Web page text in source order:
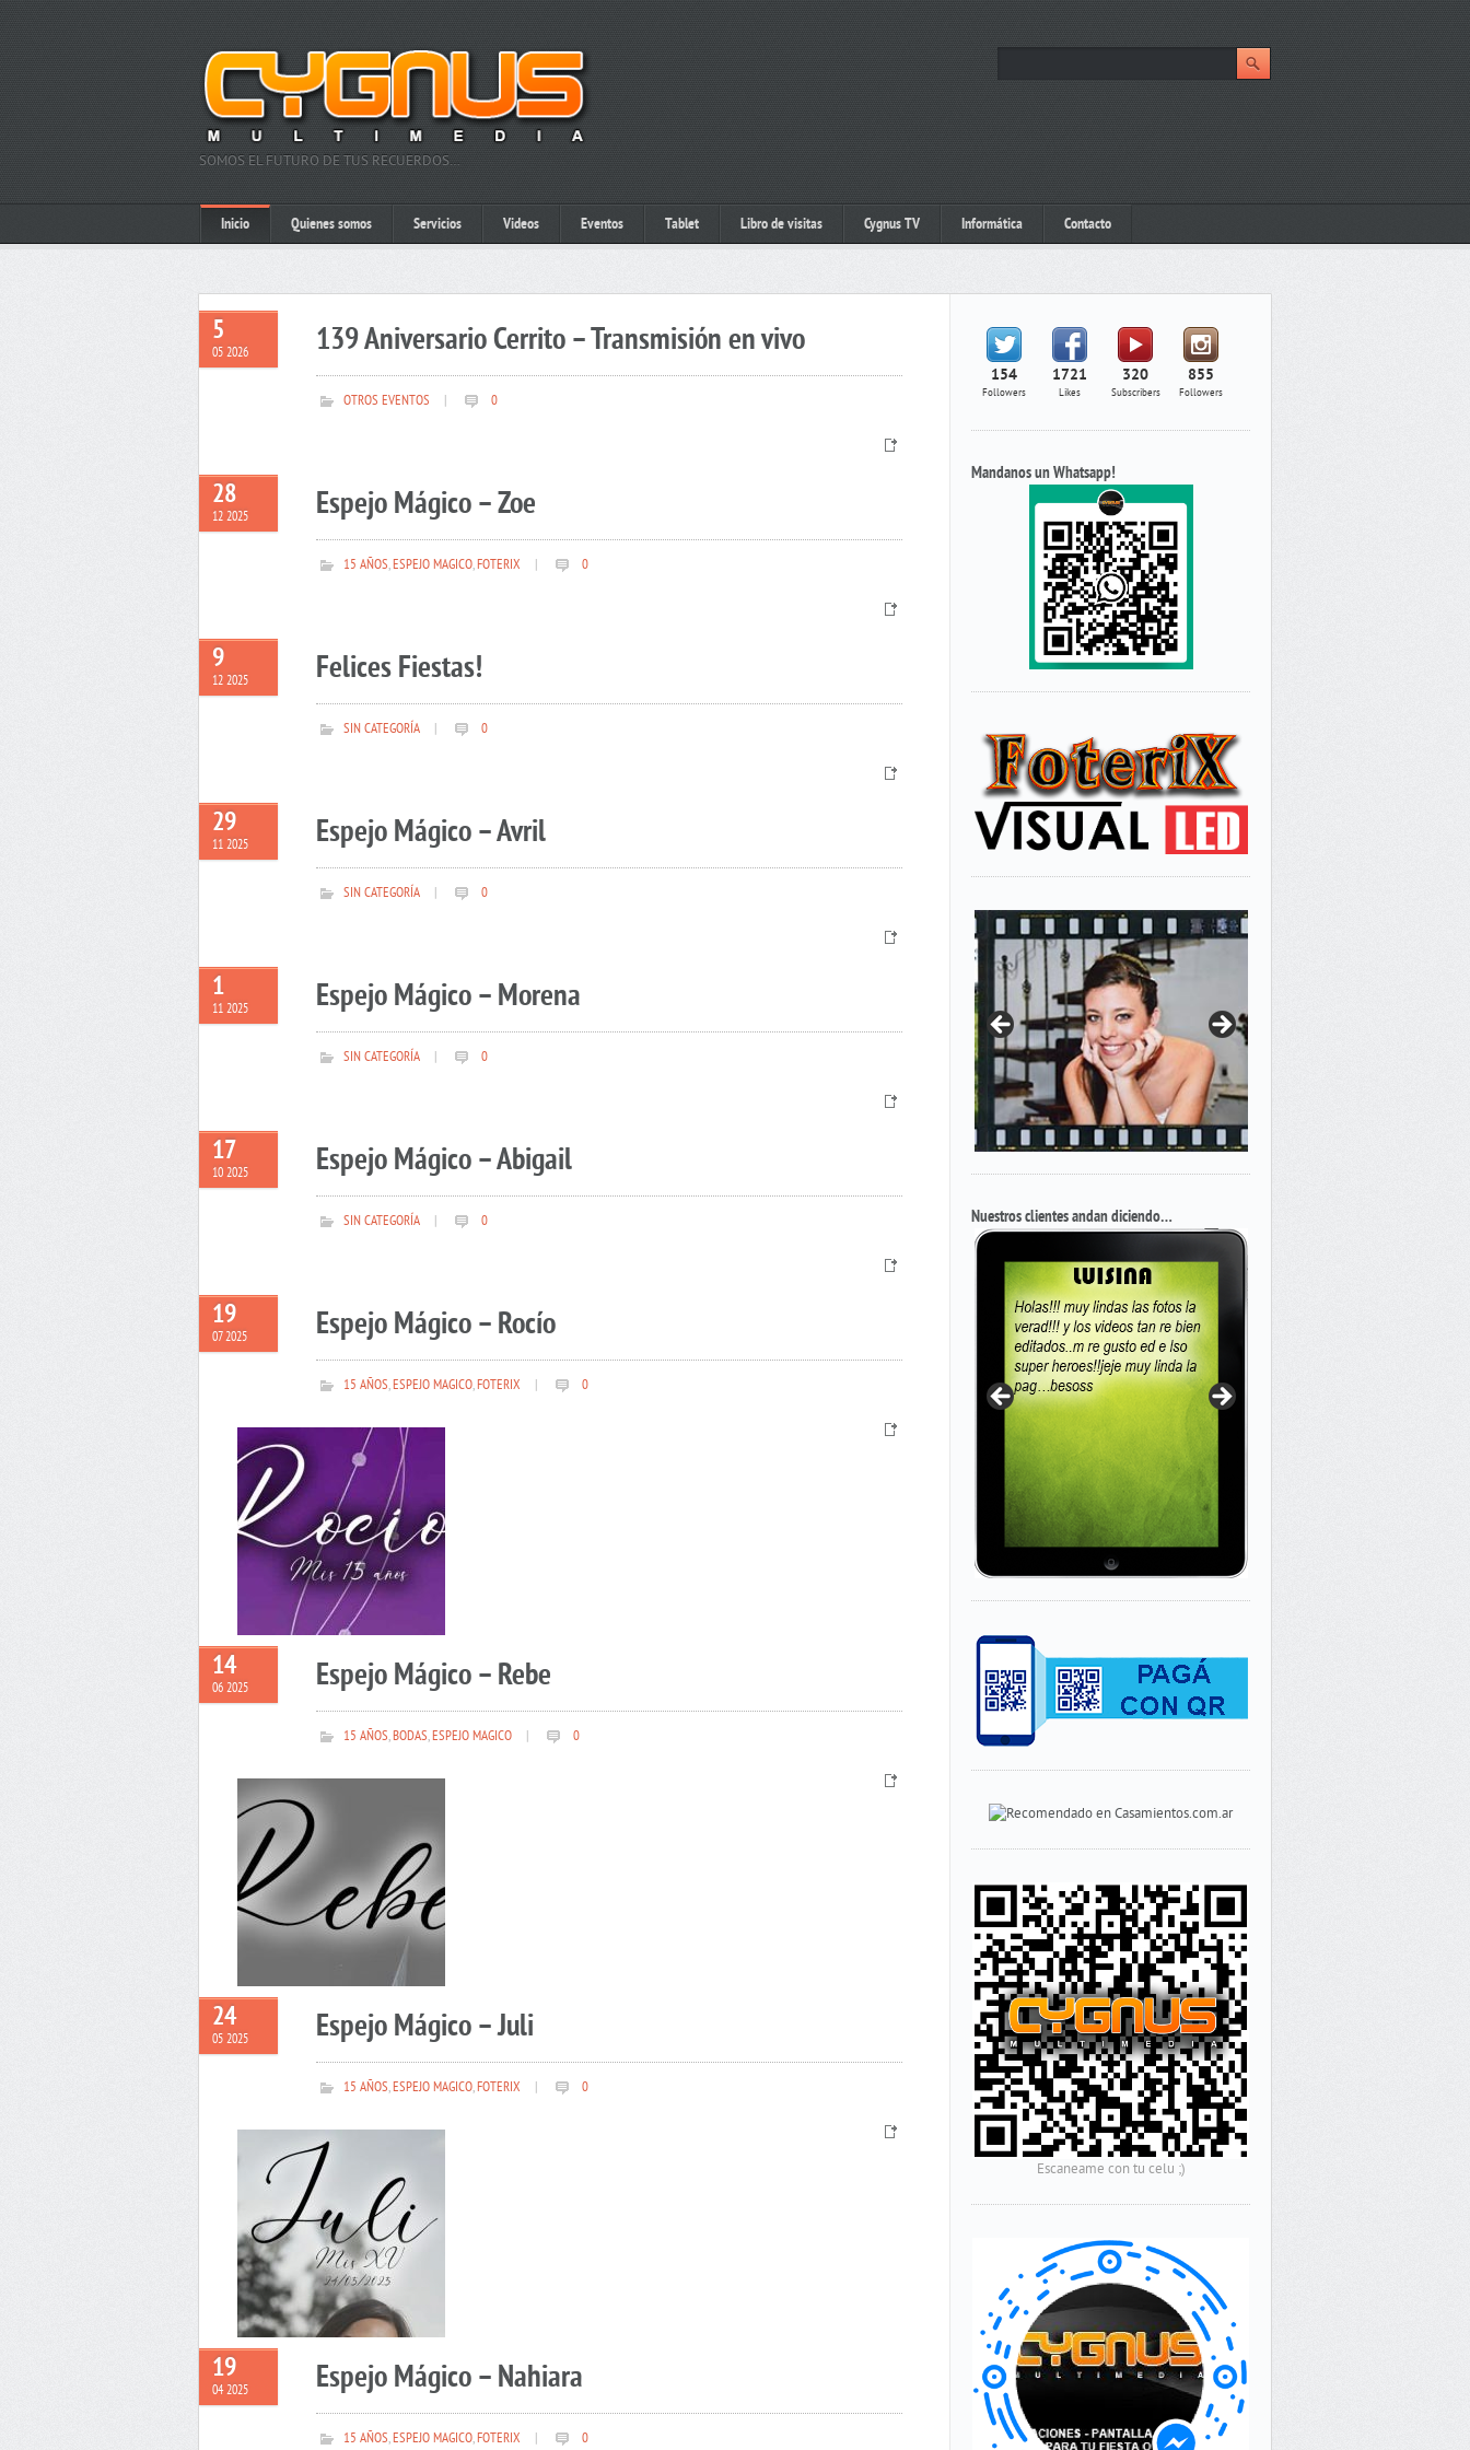
SOMOS EL FUTURO DE TUS RECUERDOS…
Inicio Quienes somos Servicios Videos Eventos Tablet Libro de visitas Cygnus TV Informática Contacto
5
05 2026 139 Aniversario Cerrito – Transmisión en vivo
OTROS EVENTOS 0
28
12 2025 Espejo Mágico – Zoe
15 AÑOS,ESPEJO MAGICO,FOTERIX 0
9
12 2025 Felices Fiestas!
SIN CATEGORÍA 0
29
11 2025 Espejo Mágico – Avril
SIN CATEGORÍA 0
1
11 2025 Espejo Mágico – Morena
SIN CATEGORÍA 0
17
10 2025 Espejo Mágico – Abigail
SIN CATEGORÍA 0
19
07 2025 Espejo Mágico – Rocío
15 AÑOS,ESPEJO MAGICO,FOTERIX 0
14
06 2025 Espejo Mágico – Rebe
15 AÑOS,BODAS,ESPEJO MAGICO 0
24
05 2025 Espejo Mágico – Juli
15 AÑOS,ESPEJO MAGICO,FOTERIX 0
19
04 2025 Espejo Mágico – Nahiara
15 AÑOS,ESPEJO MAGICO,FOTERIX 0
154
Followers
1721
Likes
320
Subscribers
855
Followers
Mandanos un Whatsapp!
Nuestros clientes andan diciendo…
Escaneame con tu celu ;)